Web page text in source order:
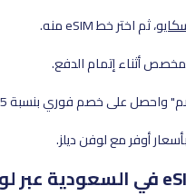
، ثم اختر خط eSIM منه.
أثناء إتمام الدفع.
على خصم فوري بنسبة 15%.
أوفر مع لوفن ديلز.